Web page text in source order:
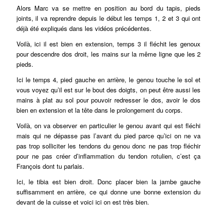
Alors Marc va se mettre en position au bord du tapis, pieds
joints, il va reprendre depuis le début les temps 1, 2 et 3 qui ont
déjà été expliqués dans les vidéos précédentes.
Voilà, ici il est bien en extension, temps 3 il fléchit les genoux
pour descendre dos droit, les mains sur la même ligne que les 2
pieds.
Ici le temps 4, pied gauche en arrière, le genou touche le sol et
vous voyez qu’il est sur le bout des doigts, on peut être aussi les
mains à plat au sol pour pouvoir redresser le dos, avoir le dos
bien en extension et la tête dans le prolongement du corps.
Voilà, on va observer en particulier le genou avant qui est fléchi
mais qui ne dépasse pas l’avant du pied parce qu’ici on ne va
pas trop solliciter les tendons du genou donc ne pas trop fléchir
pour ne pas créer d’inflammation du tendon rotulien, c’est ça
François dont tu parlais.
Ici, le tibia est bien droit. Donc placer bien la jambe gauche
suffisamment en arrière, ce qui donne une bonne extension du
devant de la cuisse et voici ici on est très bien.